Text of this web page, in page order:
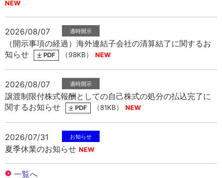
2026/08/07
（開示事項の経過）海外連結子会社の清算結了に関するお
知らせ
（98KB）
2026/08/07
譲渡制限付株式報酬としての自己株式の処分の払込完了に
関するお知らせ
（81KB）
2026/07/31
夏季休業のお知らせ